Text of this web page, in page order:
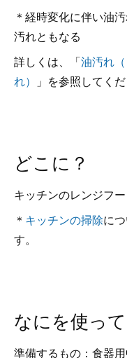
＊経時変化に伴い油
汚れともなる
詳しくは、「油汚れ
れ）
」を参照してくだ
どこに？
キッチンのレンジフー
＊ キッチンの掃除に
す。
なにを使って
準備するもの：食器